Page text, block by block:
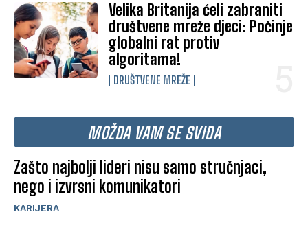
Velika Britanija ćeli zabraniti
društvene mreže djeci: Počinje
globalni rat protiv
algoritama!
DRUŠTVENE MREŽE
MOŽDA VAM SE SVIĐA
Zašto najbolji lideri nisu samo stručnjaci,
nego i izvrsni komunikatori
KARIJERA